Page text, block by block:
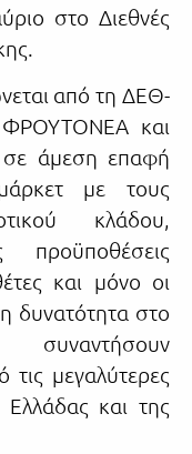
στο Διεθνές
από τη ΔΕΘ-
ΦΡΟΥΤΟΝΕΑ και
σε άμεση επαφή
με τους
κλάδου,
προϋποθέσεις
και μόνο οι
δυνατότητα στο
μεγαλύτερες
και της